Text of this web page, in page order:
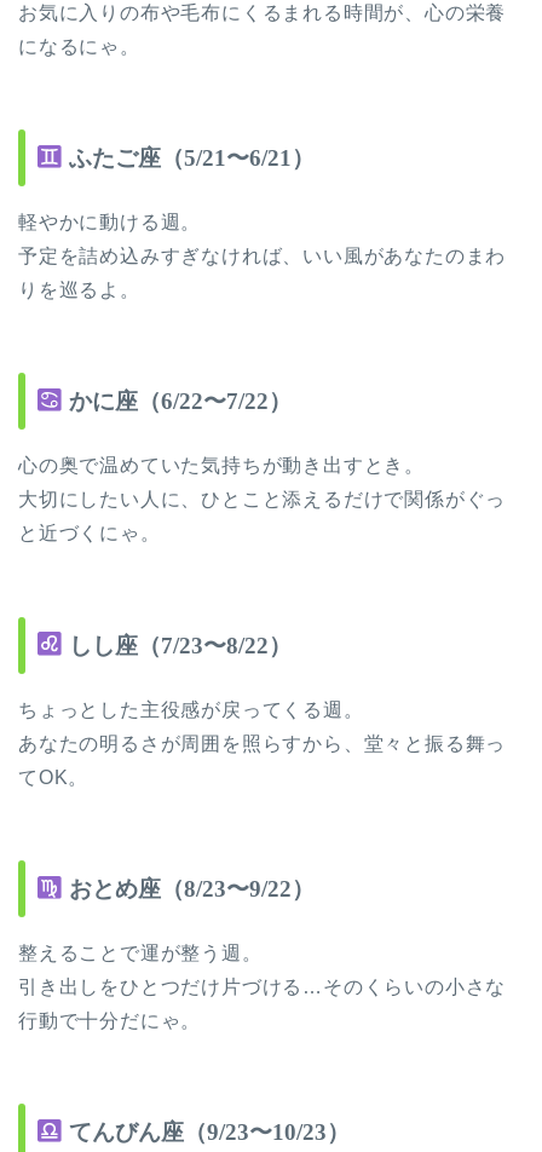
お気に入りの布や毛布にくるまれる時間が、心の栄養
になるにゃ。
ふたご座（5/21〜6/21）
軽やかに動ける週。
予定を詰め込みすぎなければ、いい風があなたのまわ
りを巡るよ。
かに座（6/22〜7/22）
心の奥で温めていた気持ちが動き出すとき。
大切にしたい人に、ひとこと添えるだけで関係がぐっ
と近づくにゃ。
しし座（7/23〜8/22）
ちょっとした主役感が戻ってくる週。
あなたの明るさが周囲を照らすから、堂々と振る舞っ
てOK。
おとめ座（8/23〜9/22）
整えることで運が整う週。
引き出しをひとつだけ片づける…そのくらいの小さな
行動で十分だにゃ。
てんびん座（9/23〜10/23）